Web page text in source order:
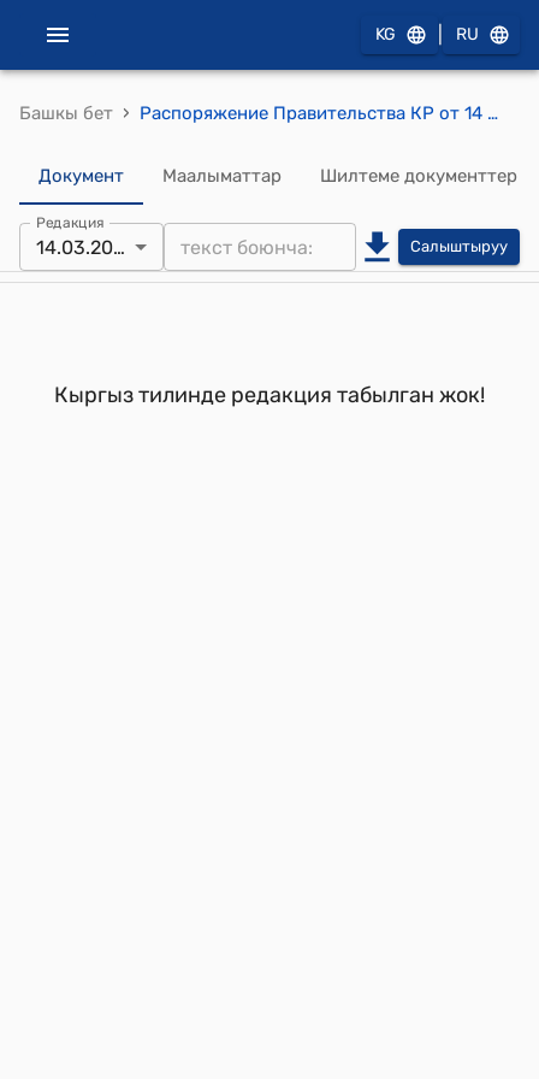
KG RU
Башкы бет › Распоряжение Правительства КР от 14 марта 2000 года N 84-р (Об утверждении протоколов совещания рабочей группы по урегулированию ситуации, сложившейся с проектом "Кыргыз Агробизнес Компани")
Документ Маалыматтар Шилтеме документтер
Редакция
14.03.2000 Салыштыруу
Кыргыз тилинде редакция табылган жок!